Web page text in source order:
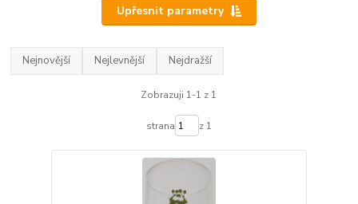
Upřesnit parametry
Nejnovější Nejlevnější Nejdražší
Zobrazuji 1-1 z 1
strana z 1